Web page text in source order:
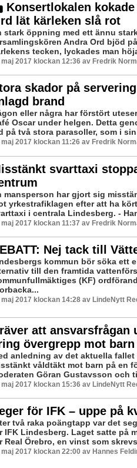
Konsertlokalen kokade
lät kärleken slå rot
stark öppning med ett ännu
Andra Ord bjöd
tecken, lyckades man
maj 2017 klockan 12:36 av Fredrik
skador på
brand
eller några har förstört
Oscar under helgen. Detta
på två stora parasoller, som i
maj 2017 klockan 11:26 av Fredrik
svarttaxi
mansperson har gjort sig
yrkestrafiklagen efter att ha
i centrala Lindesberg. -
maj 2017 klockan 11:37 av Fredrik
Nej tack till
kommun bör söka ett
till den framtida
(KF)
maj 2017 klockan 14:28 av LindeNytt
att ansvarsfrågan
övergrepp mot barn
anledning av det aktuella fallet
våldtäkt mot barn på en
Göran Gustavsson och
maj 2017 klockan 15:36 av LindeNytt
för IFK – uppe på
två raka poängtapp var det
IFK Lindesberg. Laget satte på
Real Örebro, en vinst som
maj 2017 klockan 22:00 av Hannes